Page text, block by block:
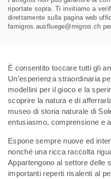
riportate sopra. Ti invitiamo a
direttamente sulla pagina web
famigros.ausfluege@migros.ch
È consentito toccare tutti gli
Un’esperienza straordinaria
modellini per il gioco e la
scoprire la natura e di
museo di storia naturale di
entusiasmo, comprensione e
Espone sempre nuove ed
nonché una ricca raccolta
Appartengono al settore delle
importanti reperti risalenti al